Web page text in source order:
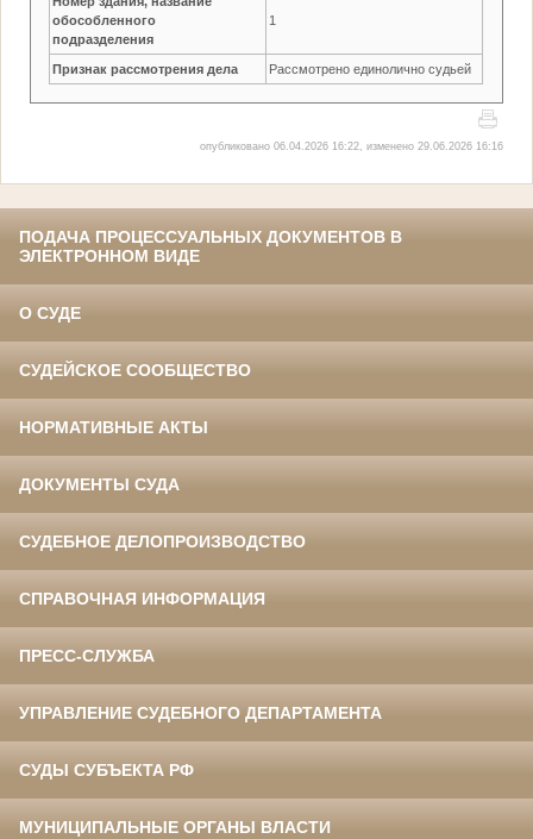
обособленного
подразделения
1
Признак рассмотрения дела Рассмотрено единолично судьей
опубликовано 06.04.2026 16:22, изменено 29.06.2026 16:16
ПОДАЧА ПРОЦЕССУАЛЬНЫХ ДОКУМЕНТОВ В
ЭЛЕКТРОННОМ ВИДЕ
О СУДЕ
СУДЕЙСКОЕ СООБЩЕСТВО
НОРМАТИВНЫЕ АКТЫ
ДОКУМЕНТЫ СУДА
СУДЕБНОЕ ДЕЛОПРОИЗВОДСТВО
СПРАВОЧНАЯ ИНФОРМАЦИЯ
ПРЕСС-СЛУЖБА
УПРАВЛЕНИЕ СУДЕБНОГО ДЕПАРТАМЕНТА
СУДЫ СУБЪЕКТА РФ
МУНИЦИПАЛЬНЫЕ ОРГАНЫ ВЛАСТИ